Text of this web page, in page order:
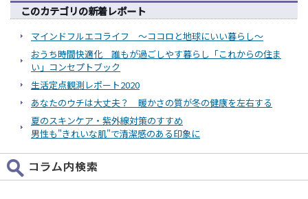
このカテゴリの新着レポート
マインドフルエコライフ ～ココロと地球にいい暮らし～
おうち時間快適化 誰もが過ごしやす暮らし「これからの住ま
い」コンセプトブック
生活定点観測レポート2020
あなたのウチは大丈夫？ 暖かさの質が冬の健康を左右する
夏のスキンケア・紫外線対策のすすめ
男性も"きれいな肌"で清潔感のある印象に